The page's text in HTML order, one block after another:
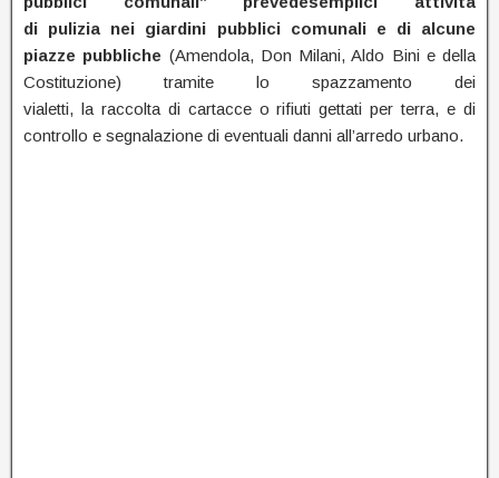
di pulizia nei giardini pubblici comunali e di alcune
piazze pubbliche (Amendola, Don Milani, Aldo Bini e della
Costituzione) tramite lo spazzamento dei
vialetti, la raccolta di cartacce o rifiuti gettati per terra, e di
controllo e segnalazione di eventuali danni all’arredo urbano.